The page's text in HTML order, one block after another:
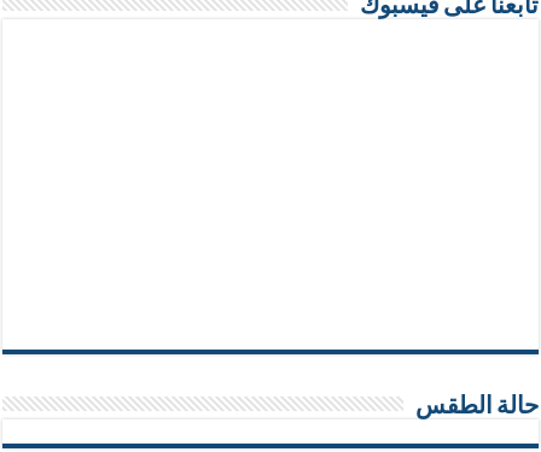
تابعنا على فيسبوك
حالة الطقس